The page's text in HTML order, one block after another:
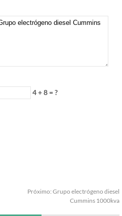
4 + 8 = ?
Próximo: Grupo electrógeno diesel
Cummins 1000kva